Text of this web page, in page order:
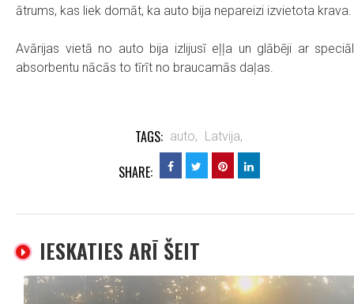
ātrums, kas liek domāt, ka auto bija nepareizi izvietota krava.
Avārijas vietā no auto bija izlijusī eļļa un glābēji ar
absorbentu nācās to tīrīt no braucamās daļas.
TAGS: auto, Latvija,
SHARE:
IESKATIES ARĪ ŠEIT